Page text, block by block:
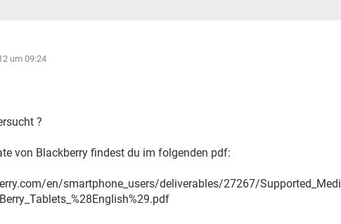
um 09:24
?
von Blackberry findest du im folgenden pdf:
en/smartphone_users/deliverables/27267/Supported_Medi